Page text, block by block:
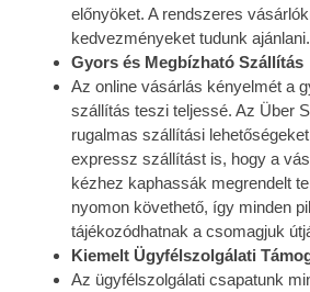
előnyöket. A rendszeres
kedvezményeket tudunk ajánlani.
Gyors és Megbízható Szállítás
Az online vásárlás kényelmét a
szállítás teszi teljessé. Az Über
rugalmas szállítási
expressz szállítást is, hogy a
kézhez kaphassák megrendelt
nyomon követhető, így minden
tájékozódhatnak a csomagjuk
Kiemelt Ügyfélszolgálati
Az ügyfélszolgálati csapatunk